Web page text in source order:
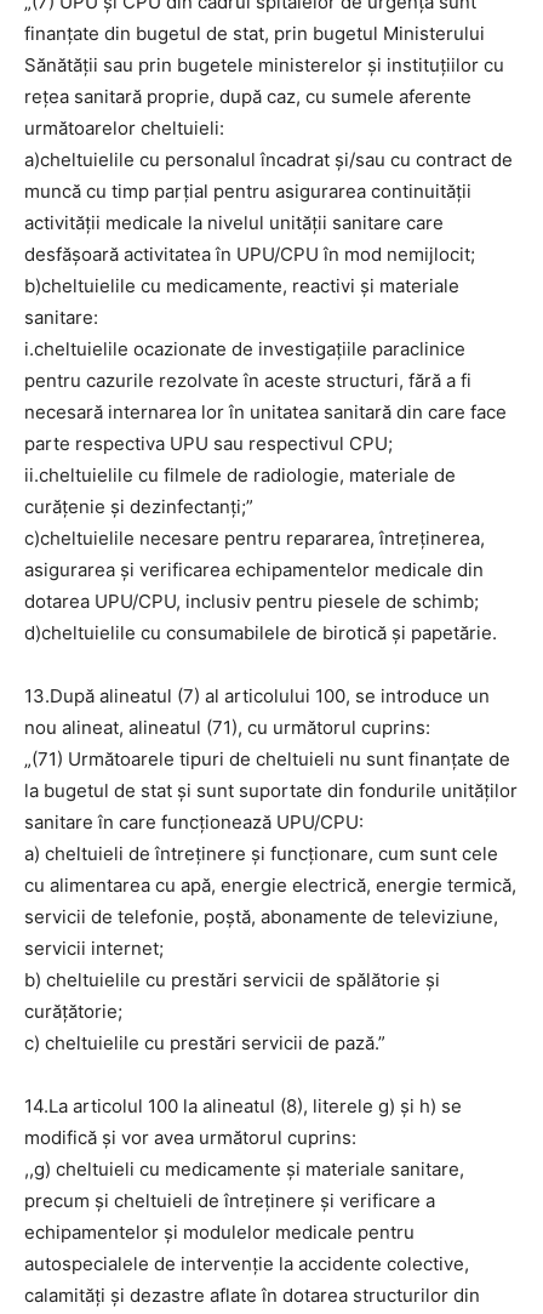
finanţate din bugetul de stat, prin bugetul Ministerului
Sănătăţii sau prin bugetele ministerelor şi instituţiilor cu
reţea sanitară proprie, după caz, cu sumele aferente
următoarelor cheltuieli:
a)cheltuielile cu personalul încadrat și/sau cu contract de
muncă cu timp parțial pentru asigurarea continuității
activității medicale la nivelul unității sanitare care
desfășoară activitatea în UPU/CPU în mod nemijlocit;
b)cheltuielile cu medicamente, reactivi şi materiale
sanitare:
i.cheltuielile ocazionate de investigaţiile paraclinice
pentru cazurile rezolvate în aceste structuri, fără a fi
necesară internarea lor în unitatea sanitară din care face
parte respectiva UPU sau respectivul CPU;
ii.cheltuielile cu filmele de radiologie, materiale de
curățenie şi dezinfectanţi;”
c)cheltuielile necesare pentru repararea, întreţinerea,
asigurarea şi verificarea echipamentelor medicale din
dotarea UPU/CPU, inclusiv pentru piesele de schimb;
d)cheltuielile cu consumabilele de birotică şi papetărie.
13.După alineatul (7) al articolului 100, se introduce un
nou alineat, alineatul (71), cu următorul cuprins:
„(71) Următoarele tipuri de cheltuieli nu sunt finanţate de
la bugetul de stat şi sunt suportate din fondurile unităţilor
sanitare în care funcţionează UPU/CPU:
a) cheltuieli de întreținere și funcționare, cum sunt cele
cu alimentarea cu apă, energie electrică, energie termică,
servicii de telefonie, poștă, abonamente de televiziune,
servicii internet;
b) cheltuielile cu prestări servicii de spălătorie și
curățătorie;
c) cheltuielile cu prestări servicii de pază.”
14.La articolul 100 la alineatul (8), literele g) și h) se
modifică și vor avea următorul cuprins:
,,g) cheltuieli cu medicamente şi materiale sanitare,
precum și cheltuieli de întreținere și verificare a
echipamentelor și modulelor medicale pentru
autospecialele de intervenție la accidente colective,
calamități și dezastre aflate în dotarea structurilor din